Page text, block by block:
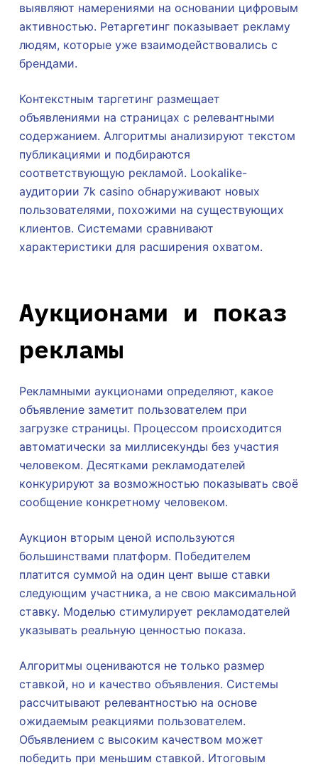
выявляют намерениями на основании цифровым
активностью. Ретаргетинг показывает рекламу
людям, которые уже взаимодействовались с
брендами.
Контекстным таргетинг размещает
объявлениями на страницах с релевантными
содержанием. Алгоритмы анализируют текстом
публикациями и подбираются
соответствующую рекламой. Lookalike-
аудитории 7k casino обнаруживают новых
пользователями, похожими на существующих
клиентов. Системами сравнивают
характеристики для расширения охватом.
Аукционами и показ
рекламы
Рекламными аукционами определяют, какое
объявление заметит пользователем при
загрузке страницы. Процессом происходится
автоматически за миллисекунды без участия
человеком. Десятками рекламодателей
конкурируют за возможностью показывать своё
сообщение конкретному человеком.
Аукцион вторым ценой используются
большинствами платформ. Победителем
платится суммой на один цент выше ставки
следующим участника, а не свою максимальной
ставку. Моделью стимулирует рекламодателей
указывать реальную ценностью показа.
Алгоритмы оцениваются не только размер
ставкой, но и качество объявления. Системы
рассчитывают релевантностью на основе
ожидаемым реакциями пользователем.
Объявлением с высоким качеством может
победить при меньшим ставкой. Итоговым